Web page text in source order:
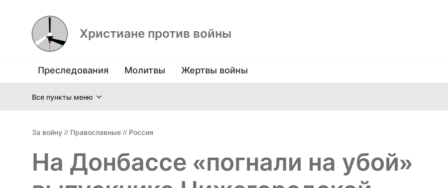
Христиане против войны
Преследования Молитвы Жертвы войны
Все пункты меню
За войну // Православные // Россия
На Донбассе «погнали на убой»